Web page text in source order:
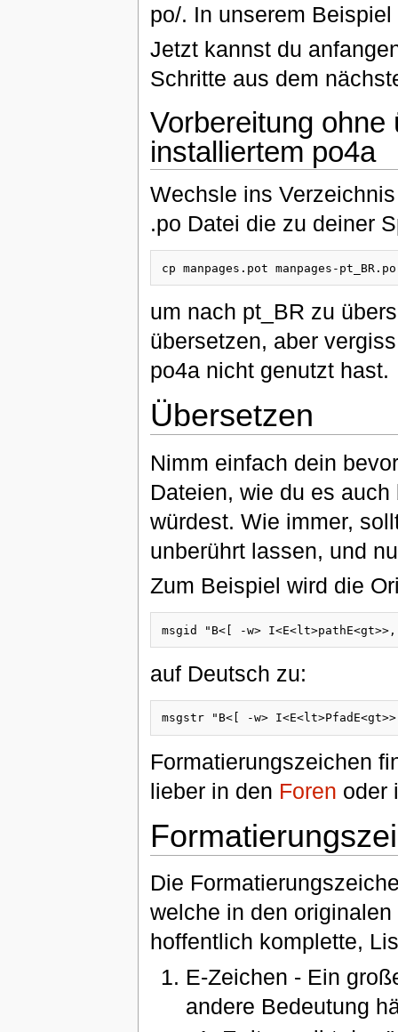
po/. In unserem
Jetzt kannst du
Schritte aus dem
Vorbereitung
installiertem po4a
Wechsle ins
.po Datei die zu deiner
um nach pt_BR zu
übersetzen, aber
po4a nicht genutzt hast.
Übersetzen
Nimm einfach dein
Dateien, wie du es
würdest. Wie immer,
unberührt lassen, und
Zum Beispiel wird die
auf Deutsch zu:
Formatierungszeichen
lieber in den Foren oder
Die
welche in den
hoffentlich komplette,
E-Zeichen - Ein
andere Bedeutung